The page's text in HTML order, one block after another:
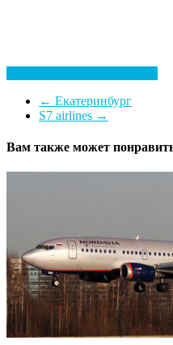
← Екатеринбург
S7 airlines →
Вам также может